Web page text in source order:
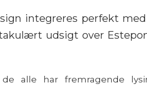
integreres perfekt
udsigt over
alle har fremragende